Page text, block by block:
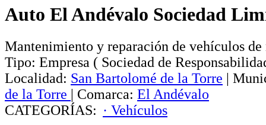
Auto El Andévalo Sociedad
Mantenimiento y reparación de vehículos de
Tipo: Empresa ( Sociedad de
Localidad: San Bartolomé de la Torre |
de la Torre | Comarca: El Andévalo
CATEGORÍAS: · Vehículos